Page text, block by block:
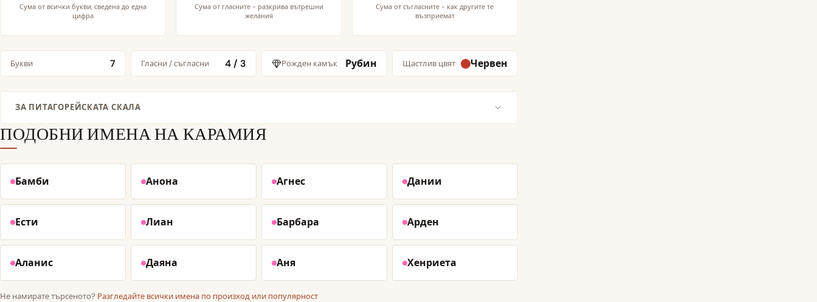
Сума от всички букви, сведена до една
цифра
Сума от гласните - разкрива вътрешни
желания
Сума от съгласните - как другите те
възприемат
Букви 7 Гласни / съгласни 4 / 3 Рожден камък Рубин Щастлив цвят Червен
ЗА ПИТАГОРЕЙСКАТА СКАЛА
ПОДОБНИ ИМЕНА НА КАРАМИЯ
Бамби Анона Агнес Дании
Ести Лиан Барбара Арден
Аланис Даяна Аня Хенриета
Не намирате търсеното? Разгледайте всички имена по произход или популярност